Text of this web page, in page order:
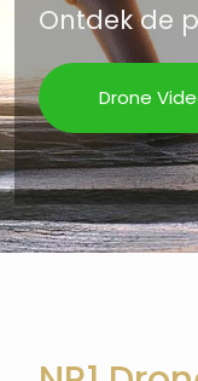
Ontdek de
Drone